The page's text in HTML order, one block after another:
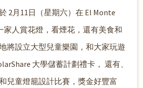
2月11日（星期六）在 El Monte
家人賞花燈，看煙花，還有美食和
將設立大型兒童樂園，和大家玩遊
大學儲蓄計劃禮卡， 還有、
兒童燈籠設計比賽，獎金好豐富